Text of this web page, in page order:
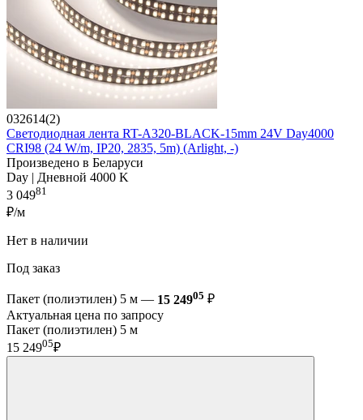
032614(2)
Светодиодная лента RT-A320-BLACK-15mm 24V Day4000
CRI98 (24 W/m, IP20, 2835, 5m) (Arlight, -)
Произведено в Беларуси
Day | Дневной 4000 K
3 04981
₽/м
Нет в наличии
Под заказ
Пакет (полиэтилен) 5 м — 15 24905 ₽
Актуальная цена по запросу
Пакет (полиэтилен) 5 м
15 24905₽